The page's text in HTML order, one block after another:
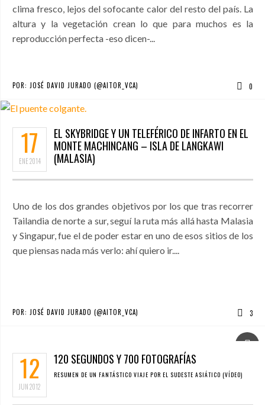
clima fresco, lejos del sofocante calor del resto del país. La
altura y la vegetación crean lo que para muchos es la
reproducción perfecta -eso dicen-...
POR: JOSÉ DAVID JURADO (@AITOR_VCA) 0
17
ENE2014
EL SKYBRIDGE Y UN TELEFÉRICO DE INFARTO EN EL
MONTE MACHINCANG – ISLA DE LANGKAWI
(MALASIA)
Uno de los dos grandes objetivos por los que tras recorrer
Tailandia de norte a sur, seguí la ruta más allá hasta Malasia
y Singapur, fue el de poder estar en uno de esos sitios de los
que piensas nada más verlo: ahí quiero ir....
POR: JOSÉ DAVID JURADO (@AITOR_VCA) 3
12
JUN2012
120 SEGUNDOS Y 700 FOTOGRAFÍAS
RESUMEN DE UN FANTÁSTICO VIAJE POR EL SUDESTE ASIÁTICO (VÍDEO)